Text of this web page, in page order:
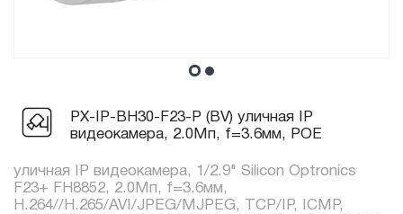
PX-IP-BH30-F23-P (BV) уличная IP
видеокамера, 2.0Мп, f=3.6мм, POE
уличная IP видеокамера, 1/2.9" Silicon Optronics
F23+ FH8852, 2.0Мп, f=3.6мм,
H.264//H.265/AVI/JPEG/MJPEG, TCP/IP, ICMP,